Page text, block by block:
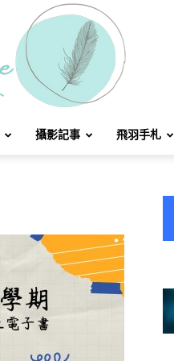
攝影記事 飛羽手札